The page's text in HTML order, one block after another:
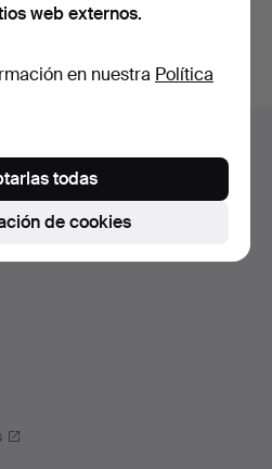
al cliente
web externos.
en nuestra Política
de cookies
todas